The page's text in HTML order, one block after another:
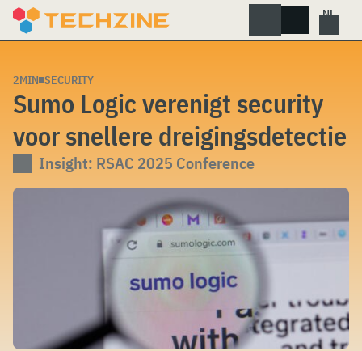
Skip
2MIN SECURITY
Sumo Logic verenigt security
voor snellere dreigingsdetectie
Insight: RSAC 2025 Conference